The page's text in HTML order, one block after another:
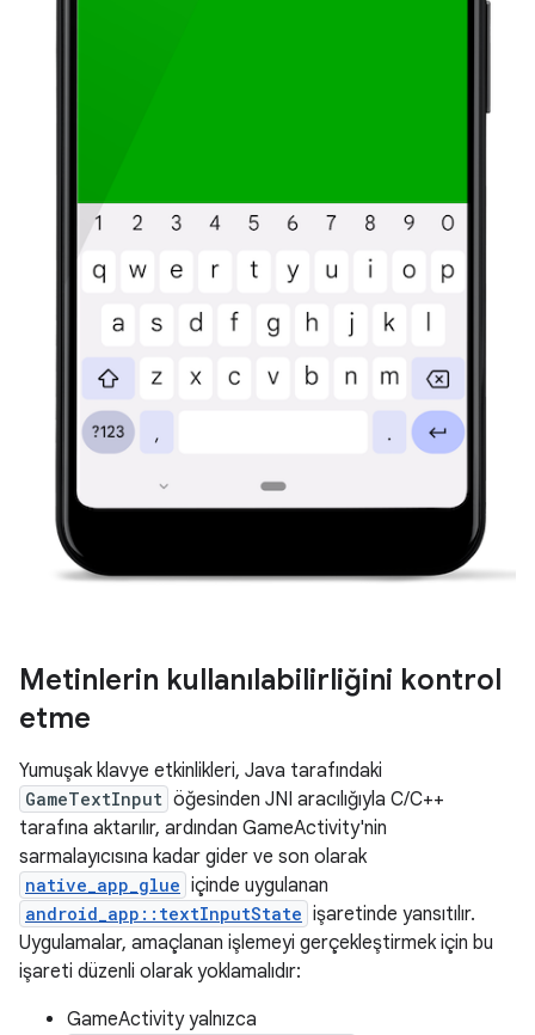
Metinlerin kullanılabilirliğini kontrol
etme
Yumuşak klavye etkinlikleri, Java tarafındaki
GameTextInput öğesinden JNI aracılığıyla C/C++
tarafına aktarılır, ardından GameActivity'nin
sarmalayıcısına kadar gider ve son olarak
native_app_glue içinde uygulanan
android_app::textInputState işaretinde yansıtılır.
Uygulamalar, amaçlanan işlemeyi gerçekleştirmek için bu
işareti düzenli olarak yoklamalıdır:
GameActivity yalnızca